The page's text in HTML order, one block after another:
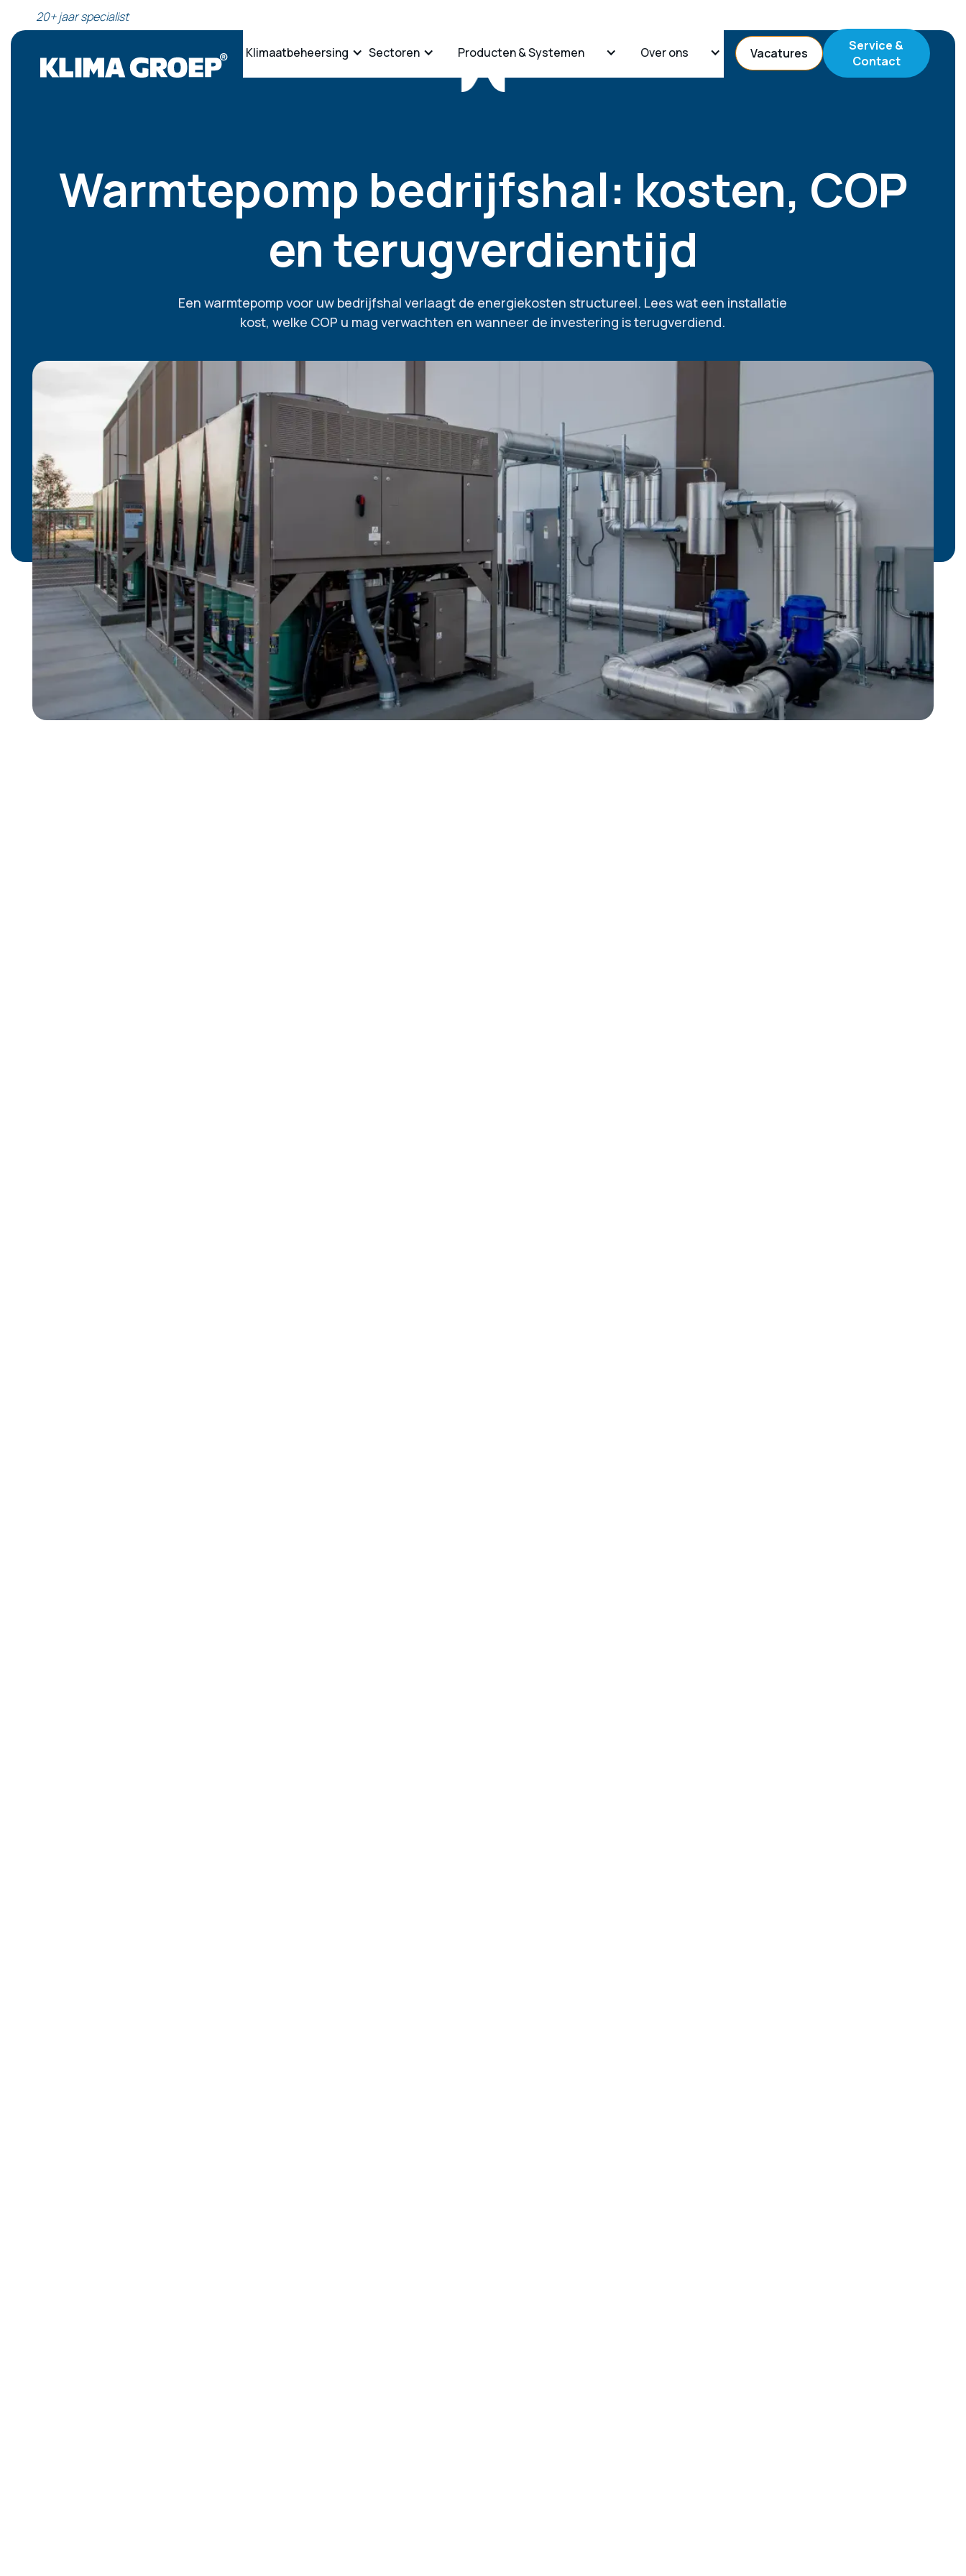
20+ jaar specialist
Klimaatbeheersing Sectoren Producten & Systemen Over ons Vacatures
Service &
Contact
Warmtepomp bedrijfshal: kosten, COP
en terugverdientijd
Een warmtepomp voor uw bedrijfshal verlaagt de energiekosten structureel. Lees wat een installatie
kost, welke COP u mag verwachten en wanneer de investering is terugverdiend.